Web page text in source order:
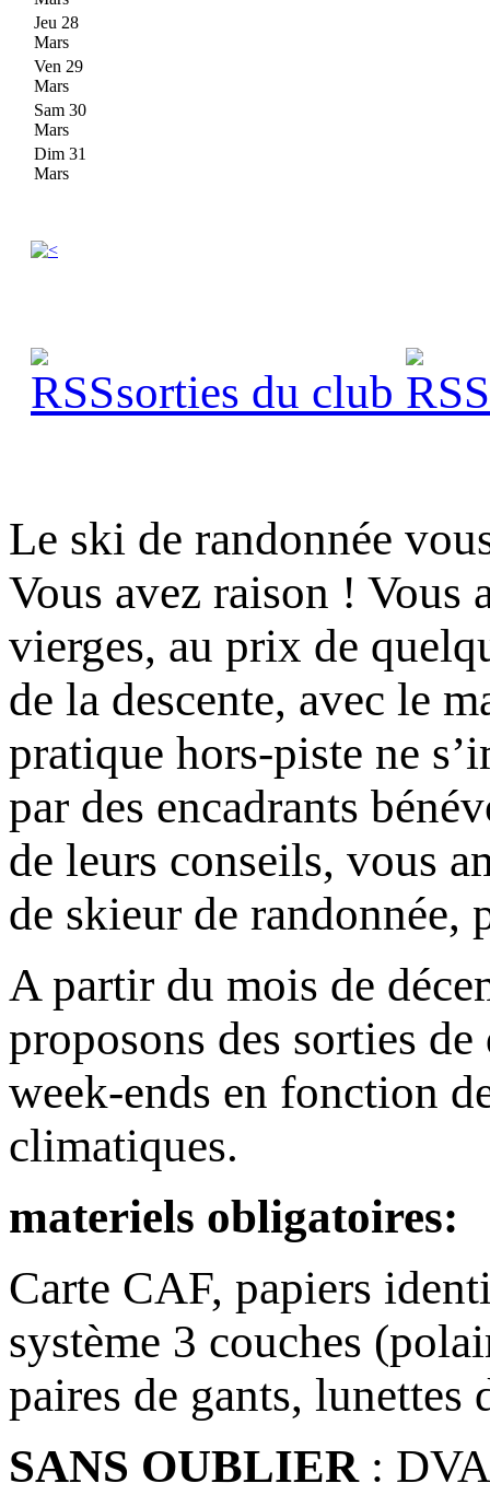
Jeu 28
Mars
Ven 29
Mars
Sam 30
Mars
Dim 31
Mars
sorties du club
Le ski de randonnée
Vous avez raison ! Vous
vierges, au prix de
de la descente, avec le
pratique hors-piste ne
par des encadrants
de leurs conseils, vous
de skieur de randonnée,
A partir du mois de
proposons des sorties
week-ends en fonction
climatiques.
materiels obligatoires:
Carte CAF, papiers
système 3 couches
paires de gants, lunettes
SANS OUBLIER: